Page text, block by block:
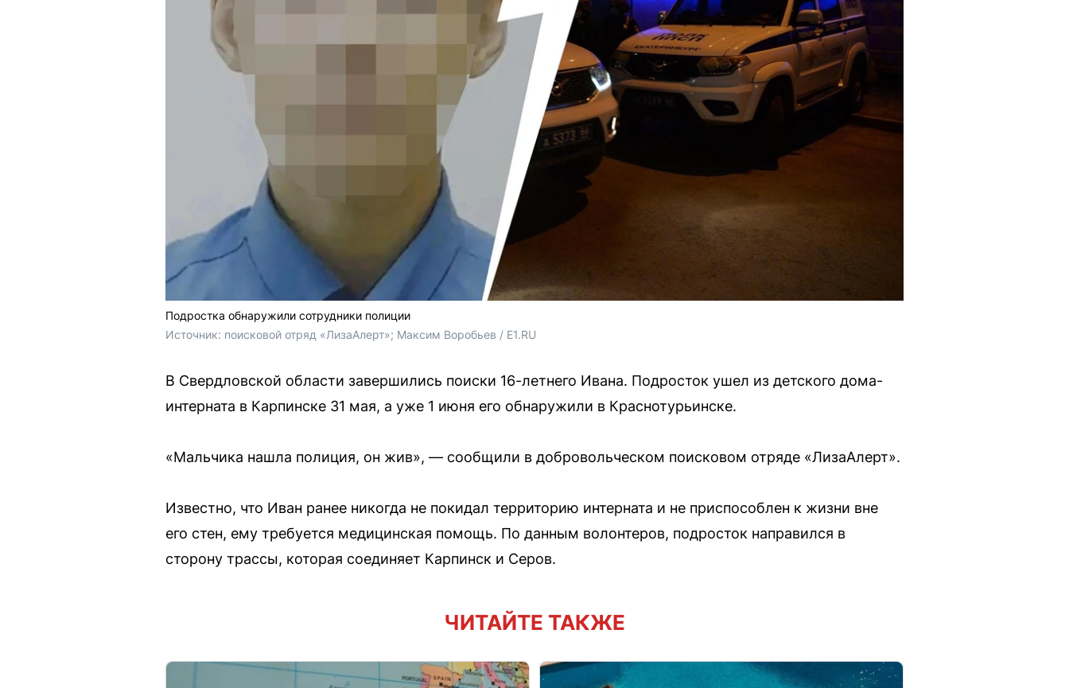
Подростка обнаружили сотрудники полиции
Источник: поисковой отряд «ЛизаАлерт»; Максим Воробьев / E1.RU
В Свердловской области завершились поиски 16-летнего Ивана. Подросток ушел из детского дома-
интерната в Карпинске 31 мая, а уже 1 июня его обнаружили в Краснотурьинске.
«Мальчика нашла полиция, он жив», — сообщили в добровольческом поисковом отряде «ЛизаАлерт».
Известно, что Иван ранее никогда не покидал территорию интерната и не приспособлен к жизни вне
его стен, ему требуется медицинская помощь. По данным волонтеров, подросток направился в
сторону трассы, которая соединяет Карпинск и Серов.
ЧИТАЙТЕ ТАКЖЕ